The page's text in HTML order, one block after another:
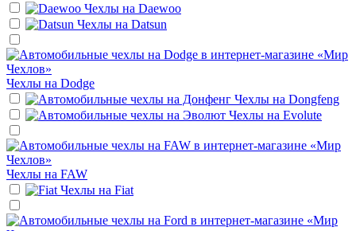
Чехлы на Daewoo
Чехлы на Datsun
Чехлы на Dodge
Чехлы на Dongfeng
Чехлы на Evolute
Чехлы на FAW
Чехлы на Fiat